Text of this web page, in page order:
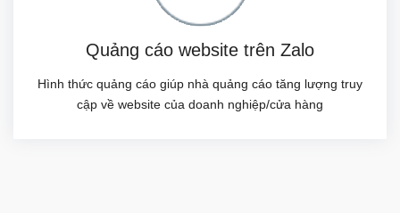
Quảng cáo website trên Zalo
Hình thức quảng cáo giúp nhà quảng cáo tăng lượng truy
cập về website của doanh nghiệp/cửa hàng